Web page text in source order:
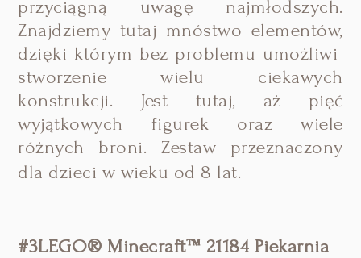
przyciągną uwagę najmłodszych.
Znajdziemy tutaj mnóstwo elementów,
dzięki którym bez problemu umożliwi
stworzenie wielu ciekawych
konstrukcji. Jest tutaj, aż pięć
wyjątkowych figurek oraz wiele
różnych broni. Zestaw przeznaczony
dla dzieci w wieku od 8 lat.
#3LEGO® Minecraft™ 21184 Piekarnia